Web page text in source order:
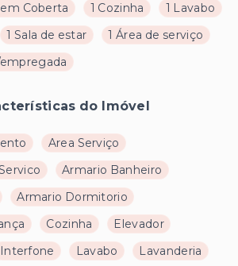
Coberta 1 Cozinha
1 Lavabo
1 Sala de estar
1 Área de serviço
do Imóvel
Area Serviço
Armario Banheiro
Armario Dormitorio
Cozinha
Elevador
Interfone Lavabo
Lavanderia